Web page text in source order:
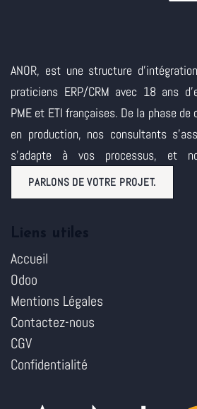
ANOR, est une structure
praticiens ERP/CRM avec 18 ans
PME et ETI françaises. De la phase
en production, nos consultants
s'adapte à vos processus, et
PARLONS DE VOTRE PROJET.
Accueil
Odoo
Mentions Légales
Contactez-nous
CGV
Confidentialité